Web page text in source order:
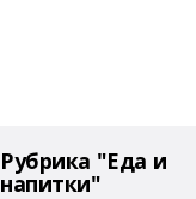
Рубрика "Еда и
напитки"